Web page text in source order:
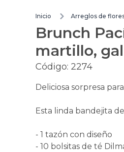
Inicio Arreglos de
Brunch
martillo,
Código: 2274
Deliciosa sorpresa
Esta linda bandejita
- 1 tazón con diseño
- 10 bolsitas de té